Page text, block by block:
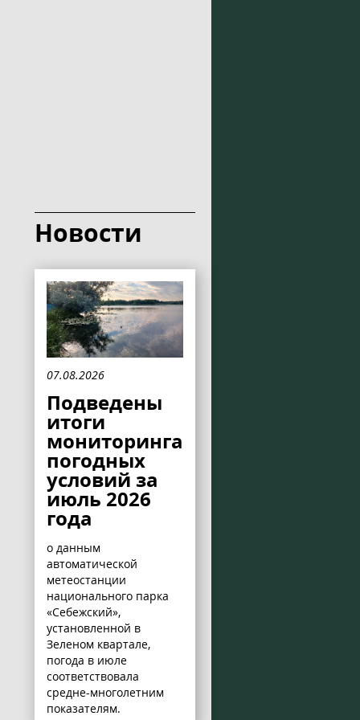
Новости
07.08.2026
Подведены
итоги
мониторинга
погодных
условий за
июль 2026
года
о данным
автоматической
метеостанции
национального парка
«Себежский»,
установленной в
Зеленом квартале,
погода в июле
соответствовала
средне-многолетним
показателям.